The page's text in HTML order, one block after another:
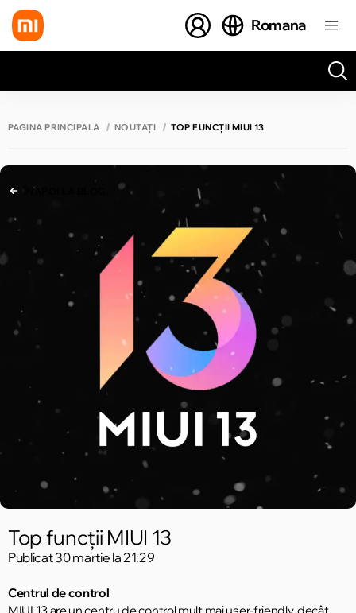
Romana
PAGINA PRINCIPALĂ NOUTĂȚI TOP FUNCȚII MIUI 13
ÎNAPOI LA BLOG
Top funcții MIUI 13
Publicat30 martie la 21:29
Centrul de control